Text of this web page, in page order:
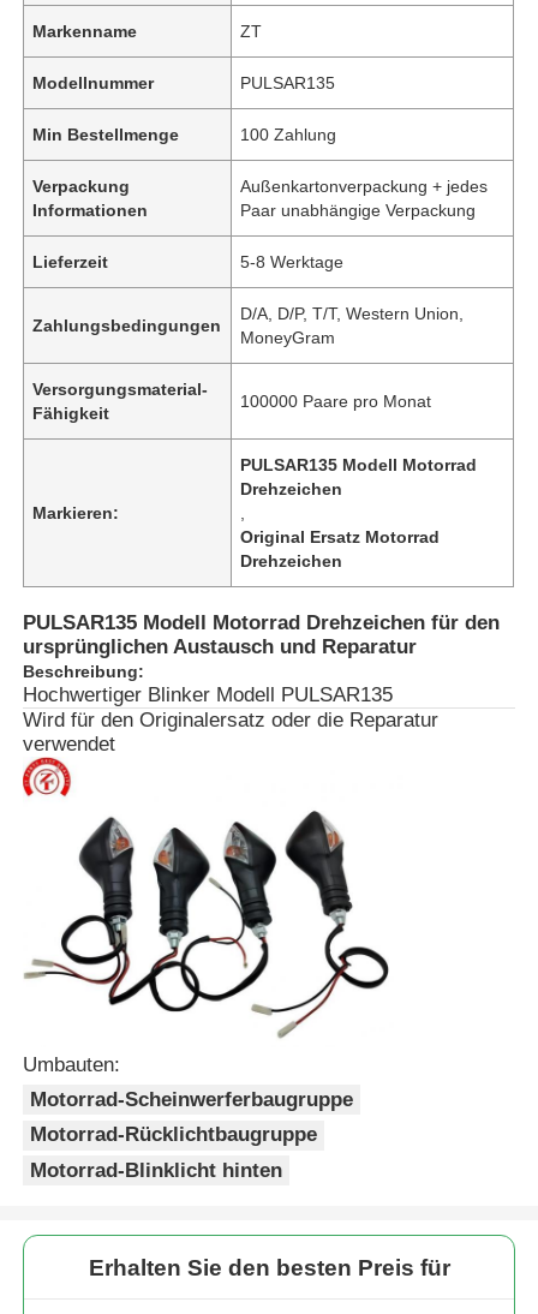
Markenname ZT
Modellnummer PULSAR135
Min Bestellmenge 100 Zahlung
Verpackung
Informationen
Außenkartonverpackung + jedes
Paar unabhängige Verpackung
Lieferzeit 5-8 Werktage
Zahlungsbedingungen
D/A, D/P, T/T, Western Union,
MoneyGram
Versorgungsmaterial-
Fähigkeit
100000 Paare pro Monat
Markieren:
PULSAR135 Modell Motorrad
Drehzeichen
Original Ersatz Motorrad
Drehzeichen
PULSAR135 Modell Motorrad Drehzeichen für den
ursprünglichen Austausch und Reparatur
Beschreibung:
Hochwertiger Blinker Modell PULSAR135
Wird für den Originalersatz oder die Reparatur
verwendet
Umbauten:
Motorrad-Scheinwerferbaugruppe
Motorrad-Rücklichtbaugruppe
Motorrad-Blinklicht hinten
Erhalten Sie den besten Preis für